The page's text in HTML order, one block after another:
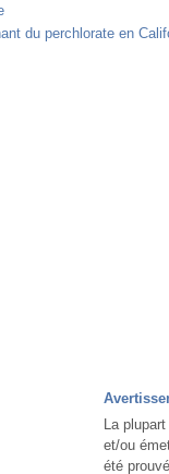
du perchlorate en
La
et/ou
été